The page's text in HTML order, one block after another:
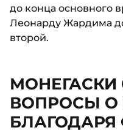
до конца основного
Леонарду Жардима
второй.
ВОПРОСЫ О